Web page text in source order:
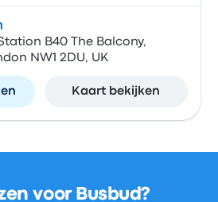
B40 The Balcony,
NW1 2DU, UK
Kaart bekijken
voor Busbud?